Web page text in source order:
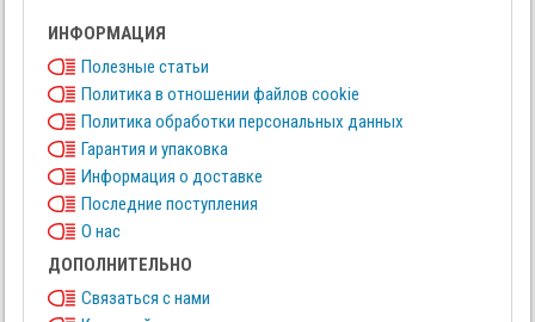
ИНФОРМАЦИЯ
Полезные статьи
Политика в отношении файлов cookie
Политика обработки персональных данных
Гарантия и упаковка
Информация о доставке
Последние поступления
О нас
ДОПОЛНИТЕЛЬНО
Связаться с нами